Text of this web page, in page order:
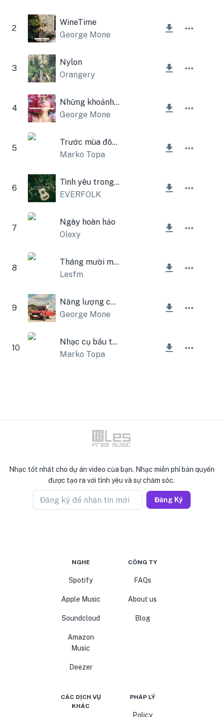
2
WineTime
George Mone
3
Nylon
Orangery
4
Những khoảnh khắc trong thời gian
George Mone
5
Trước mùa đông
Marko Topa
6
Tình yêu trong không khí
EVERFOLK
7
Ngày hoàn hảo
Olexy
8
Tháng mười một
Lesfm
9
Năng lượng cuộc sống
George Mone
10
Nhạc cụ bầu trời xanh
Marko Topa
Nhạc tốt nhất cho dự án video của bạn. Nhạc miễn phí bản quyền
được tạo ra với tình yêu và sự chăm sóc.
Đăng ký để nhận tin mới Đăng Ký
NGHE
Spotify
Apple Music
Soundcloud
Amazon
Music
Deezer
CÔNG TY
FAQs
About us
Blog
CÁC DỊCH VỤ
KHÁC
PHÁP LÝ
Policy